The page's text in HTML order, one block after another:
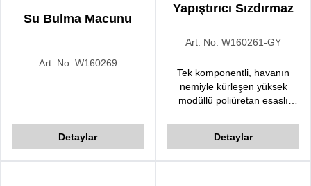
Su Bulma Macunu
Art. No: W160269
Detaylar
Yapıştırıcı Sızdırmaz
Art. No: W160261-GY
Tek komponentli, havanın
nemiyle kürleşen yüksek
modüllü poliüretan esaslı
malzemesidir.
Detaylar